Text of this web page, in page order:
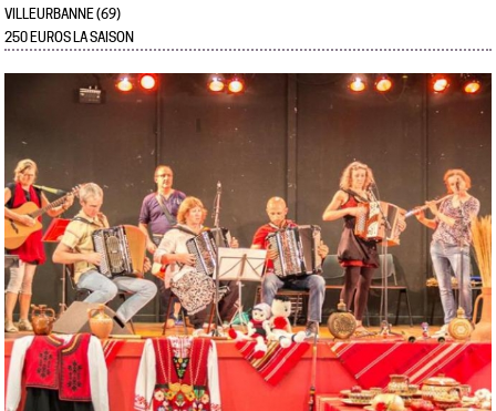
VILLEURBANNE (69)
250 EUROS LA SAISON